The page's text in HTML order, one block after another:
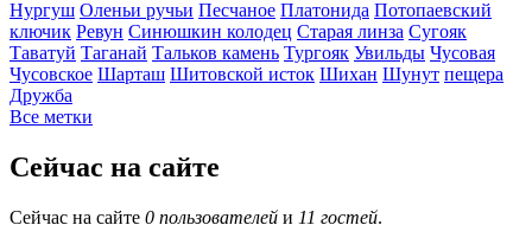
Нургуш Оленьи ручьи Песчаное Платонида Потопаевский
ключик Ревун Синюшкин колодец Старая линза Сугояк
Таватуй Таганай Тальков камень Тургояк Увильды Чусовая
Чусовское Шарташ Шитовской исток Шихан Шунут пещера
Дружба
Все метки
Сейчас на сайте
Сейчас на сайте 0 пользователей и 11 гостей.